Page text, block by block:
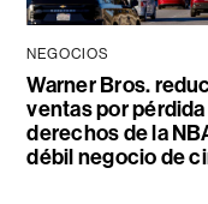
NEGOCIOS
Warner Bros.
ventas por
derechos de la
débil negocio de